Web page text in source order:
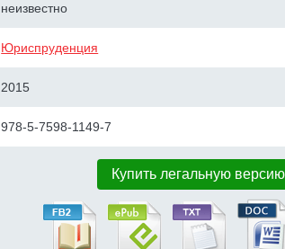
неизвестно
Юриспруденция
2015
978-5-7598-1149-7
Купить легальную версию